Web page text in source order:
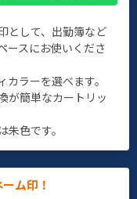
として、出勤簿など
ースにお使いくださ
カラーを選べます。
が簡単なカートリッ
朱色です。
ム印！